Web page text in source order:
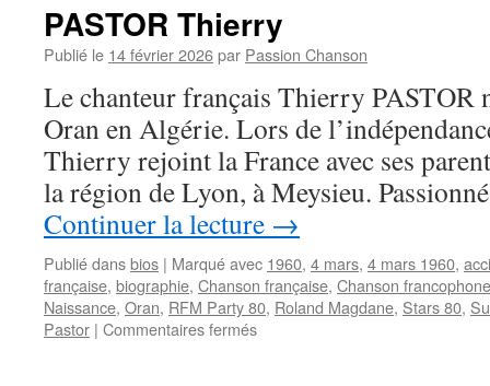
PASTOR Thierry
Publié le 14 février 2026par Passion Chanson
Le chanteur français Thierry PASTOR
Oran en Algérie. Lors de
Thierry rejoint la France avec ses
la région de Lyon, à Meysieu.
Continuer la lecture →
Publié dansbios | Marqué avec 1960, 4 mars, 4 mars 1960,
française, biographie, Chanson française, Chanson francophone
Naissance, Oran, RFM Party 80, Roland Magdane, Stars 80,
Pastor | Commentaires ferméssur